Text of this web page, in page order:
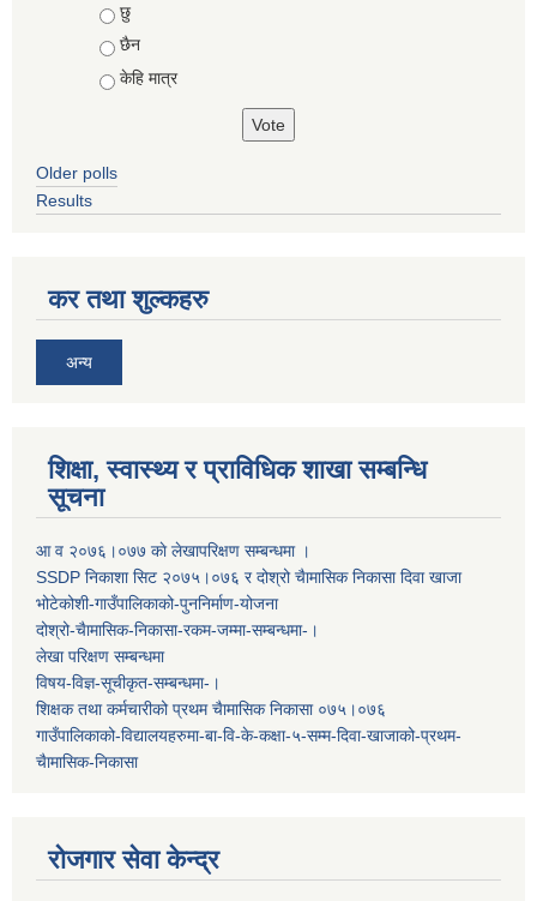
Choices
छु
छैन
केहि मात्र
Older polls
Results
कर तथा शुल्कहरु
अन्य
शिक्षा, स्वास्थ्य र प्राविधिक शाखा सम्बन्धि
सूचना
आ व २०७६।०७७ काे लेखापरिक्षण सम्बन्धमा ।
SSDP निकाशा सिट २०७५।०७६ र दोश्रो चैामासिक निकासा दिवा खाजा
भोटेकोशी-गाउँपालिकाको-पुननिर्माण-योजना
दोश्रो-चैामासिक-निकासा-रकम-जम्मा-सम्बन्धमा-।
लेखा परिक्षण सम्बन्धमा
विषय-विज्ञ-सूचीकृत-सम्बन्धमा-।
शिक्षक तथा कर्मचारीको प्रथम च‌ैामासिक निकासा ०७५।०७६
गाउँपालिकाको-विद्यालयहरुमा-बा-वि-के-कक्षा-५-सम्म-दिवा-खाजाको-प्रथम-
चैामासिक-निकासा
रोजगार सेवा केन्द्र